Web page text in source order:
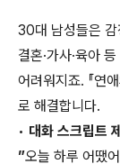
30대 남성들은 감
결혼·가사·육아
어려워지죠. 『연
로 해결합니다.
• 대화 스크립트
”오늘 하루 어땠